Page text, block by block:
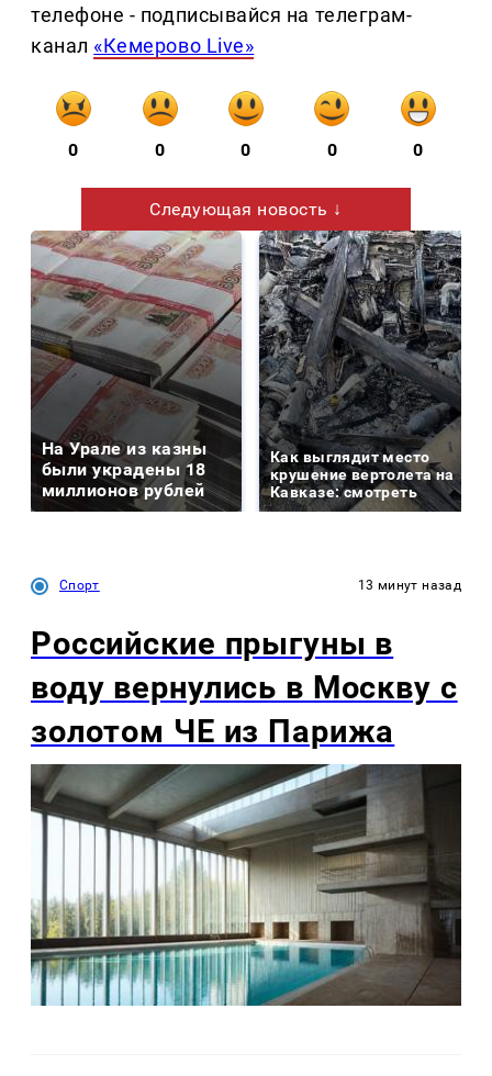
телефоне - подписывайся на телеграм-
канал «Кемерово Live»
0 0 0 0 0
Следующая новость ↓
На Урале из казны
были украдены 18
миллионов рублей
Как выглядит место
крушение вертолета на
Кавказе: смотреть
Спорт 13 минут назад
Российские прыгуны в
воду вернулись в Москву с
золотом ЧЕ из Парижа